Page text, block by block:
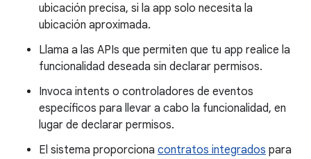
ubicación precisa, si la app solo necesita la
ubicación aproximada.
Llama a las APIs que permiten que tu app realice la
funcionalidad deseada sin declarar permisos.
Invoca intents o controladores de eventos
específicos para llevar a cabo la funcionalidad, en
lugar de declarar permisos.
El sistema proporciona contratos integrados para